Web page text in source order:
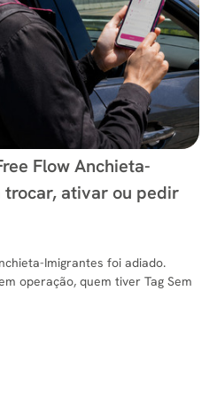
Flow Anchieta-
trocar, ativar ou pedir
Imigrantes foi adiado.
operação, quem tiver Tag Sem